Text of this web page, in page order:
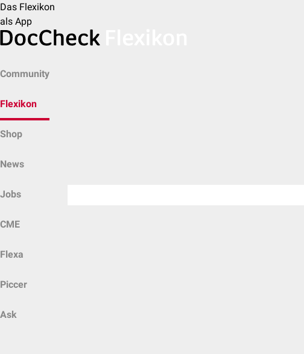
Das Flexikon
als App
Community
Flexikon
Shop
News
Jobs
CME
Flexa
Piccer
Ask